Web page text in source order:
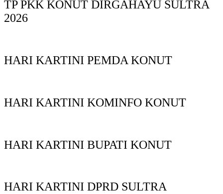
TP PKK KONUT DIRGAHAYU SULTRA
2026
HARI KARTINI PEMDA KONUT
HARI KARTINI KOMINFO KONUT
HARI KARTINI BUPATI KONUT
HARI KARTINI DPRD SULTRA